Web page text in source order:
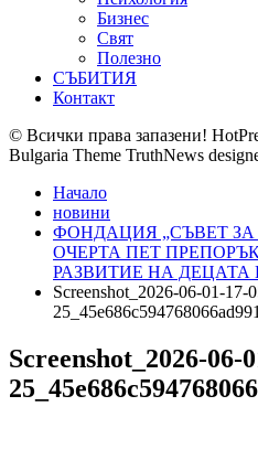
Бизнес
Свят
Полезно
СЪБИТИЯ
Контакт
© Всички права запазени!
Bulgaria Theme TruthNews
Начало
новини
ФОНДАЦИЯ „СЪВЕТ ЗА
ОЧЕРТА ПЕТ
РАЗВИТИЕ НА ДЕЦАТА
Screenshot_2026-06-01-17-
Screenshot_2026-06-